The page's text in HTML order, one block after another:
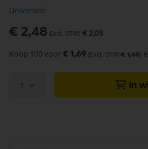
Universeel
€ 2,48 € 2,05
Koop 100 voor € 1,69 € 1,40
1 In
van
de
afbeeldingen-